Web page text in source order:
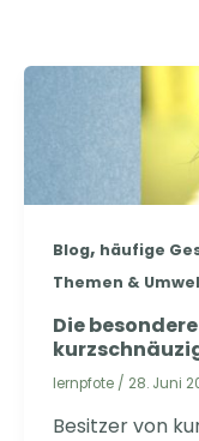
Blog, häufige
Themen &
Die
lernpfote / 28. Juni
Besitzer von